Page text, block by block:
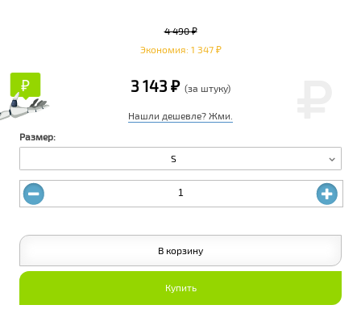
₽
₽
4 490 ₽
Экономия: 1 347 ₽
3 143 ₽ (за штуку)
Нашли дешевле? Жми.
Размер:
S
В корзину
Купить